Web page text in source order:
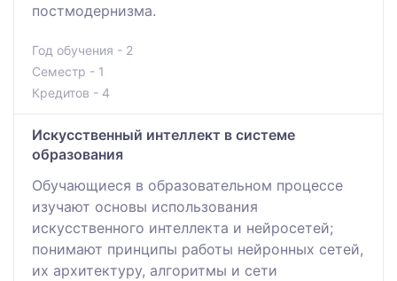
постмодернизма.
Год обучения - 2
Семестр - 1
Кредитов - 4
Искусственный интеллект в системе
образования
Обучающиеся в образовательном процессе
изучают основы использования
искусственного интеллекта и нейросетей;
понимают принципы работы нейронных сетей,
их архитектуру, алгоритмы и сети